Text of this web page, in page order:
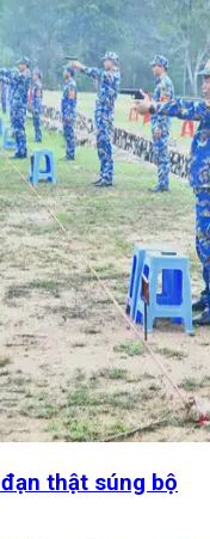
thật súng bộ